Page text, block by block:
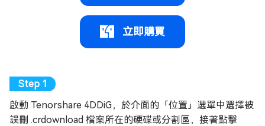
立即購買
啟動 Tenorshare 4DDiG，於介面的「位置」選單中選擇被
誤刪 .crdownload 檔案所在的硬碟或分割區，接著點擊